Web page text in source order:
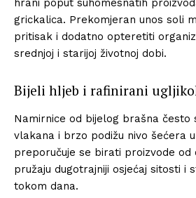
hrani poput suhomesnatih
grickalica. Prekomjeran unos soli
pritisak i dodatno opteretiti
srednjoj i starijoj životnoj dobi.
Bijeli hljeb i rafinirani
Namirnice od bijelog brašna često
vlakana i brzo podižu nivo šećera
preporučuje se birati proizvode od
pružaju dugotrajniji osjećaj sitosti i
tokom dana.